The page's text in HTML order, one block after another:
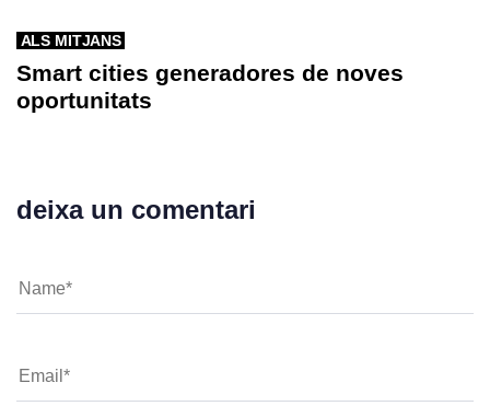
ALS MITJANS
Smart cities generadores de noves
oportunitats
deixa un comentari